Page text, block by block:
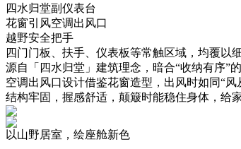
四水归堂副仪表台
花窗引风空调出风口
越野安全把手
四门门板、扶手、仪表板等常触区域，均
源自「四水归堂」建筑理念，暗合“收纳有序”
空调出风口设计借鉴花窗造型，出风时如同“
结构牢固，握感舒适，颠簸时能稳住身体，
以山野居室，绘座舱新色